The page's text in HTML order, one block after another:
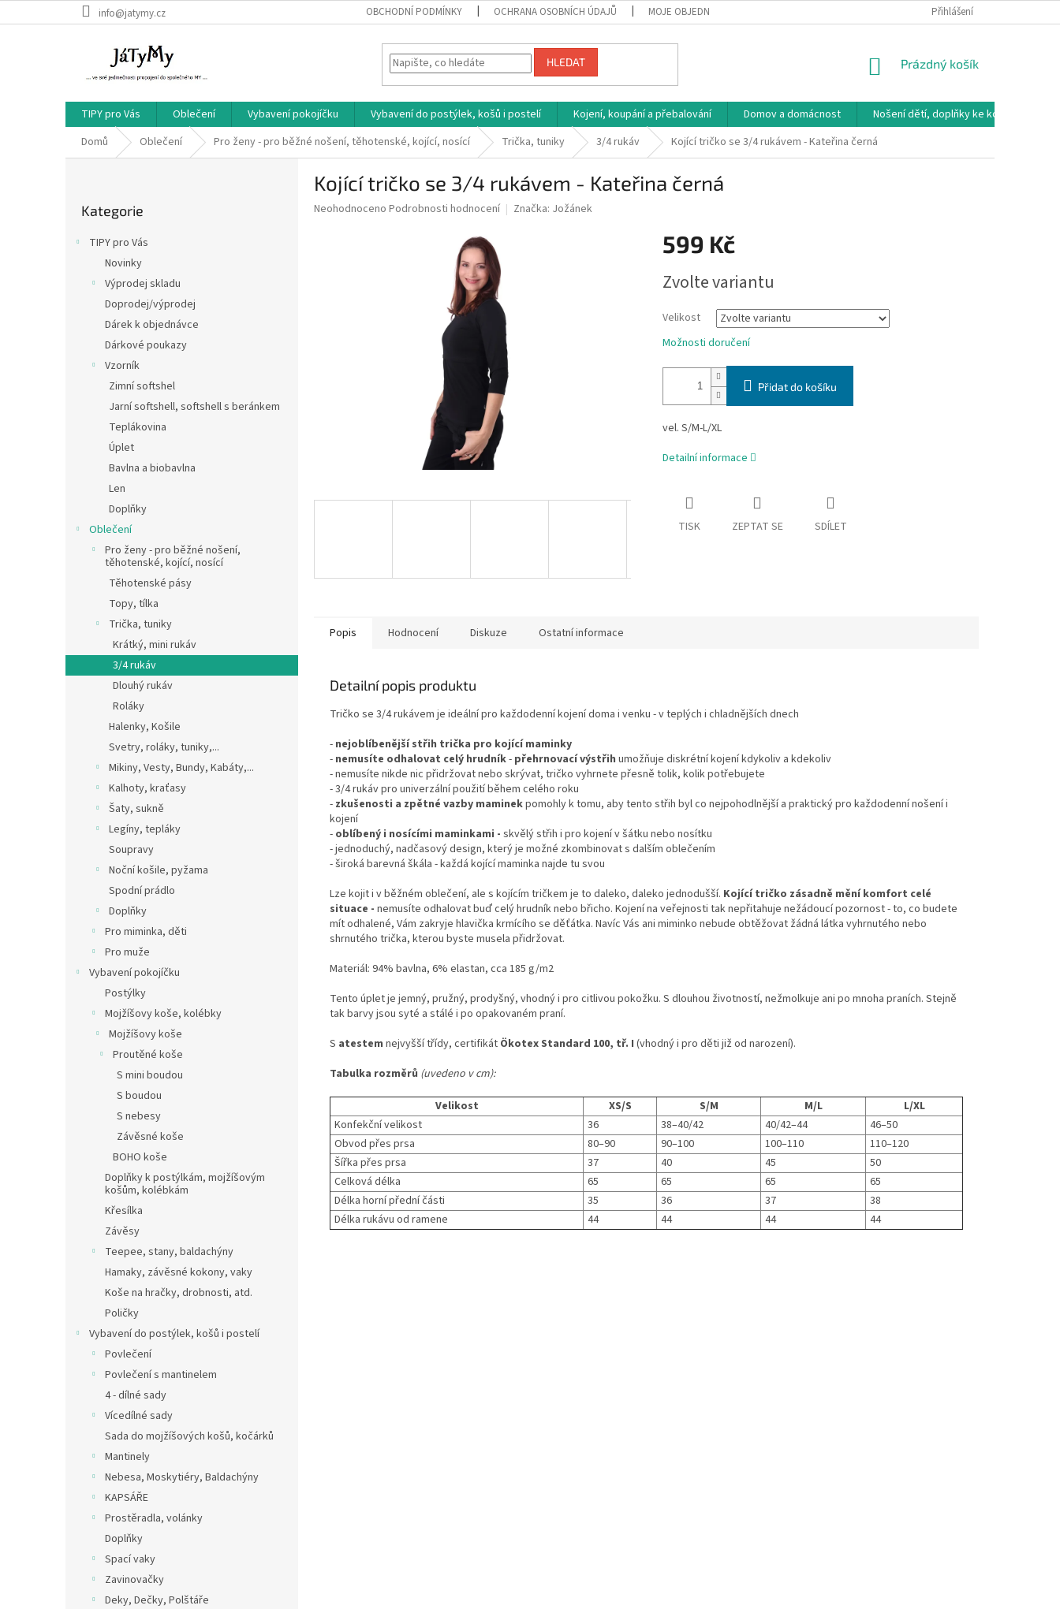
na
info@jatymy.cz OBCHODNÍ PODMÍNKY OCHRANA OSOBNÍCH ÚDAJŮ MOJE OBJEDNÁVKA DOPRAVA, PLATBY A
Přihlášení
HLEDAT
NÁKUPNÍ
Prázdný košík
TIPY pro Vás Oblečení Vybavení pokojíčku Vybavení do postýlek, košů i postelí Kojení, koupání a přebalování Domov a domácnost
Nošení dětí, doplňky ke kočárkům
Domů
Oblečení Pro ženy - pro běžné nošení, těhotenské, kojící, nosící Trička, tuniky 3/4 rukáv Kojící tričko se 3/4 rukávem - Kateřina černá
kategorie
Kategorie
TIPY pro Vás
Novinky
Výprodej skladu
Doprodej/výprodej
Dárek k objednávce
Dárkové poukazy
Vzorník
Zimní softshel
Jarní softshell, softshell s beránkem
Teplákovina
Úplet
Bavlna a biobavlna
Len
Doplňky
Oblečení
Pro ženy - pro běžné nošení,
těhotenské, kojící, nosící
Těhotenské pásy
Topy, tílka
Trička, tuniky
Krátký, mini rukáv
3/4 rukáv
Dlouhý rukáv
Roláky
Halenky, Košile
Svetry, roláky, tuniky,...
Mikiny, Vesty, Bundy, Kabáty,...
Kalhoty, kraťasy
Šaty, sukně
Legíny, tepláky
Soupravy
Noční košile, pyžama
Spodní prádlo
Doplňky
Pro miminka, děti
Pro muže
Vybavení pokojíčku
Postýlky
Mojžíšovy koše, kolébky
Mojžíšovy koše
Proutěné koše
S mini boudou
S boudou
S nebesy
Závěsné koše
BOHO koše
Doplňky k postýlkám, mojžíšovým
košům, kolébkám
Křesílka
Závěsy
Teepee, stany, baldachýny
Hamaky, závěsné kokony, vaky
Koše na hračky, drobnosti, atd.
Poličky
Vybavení do postýlek, košů i postelí
Povlečení
Povlečení s mantinelem
4 - dílné sady
Vícedílné sady
Sada do mojžíšových košů, kočárků
Mantinely
Nebesa, Moskytiéry, Baldachýny
KAPSÁŘE
Prostěradla, volánky
Doplňky
Spací vaky
Zavinovačky
Deky, Dečky, Polštáře
Kojící tričko se 3/4 rukávem - Kateřina černá
Průměrné
Neohodnoceno Podrobnosti hodnocení Značka: Jožánek
599 Kč
cena:
Zvolte variantu
Velikost
Možnosti doručení
Přidat do košíku
vel. S/M-L/XL
Detailní informace
TISK ZEPTAT SE SDÍLET
Popis Hodnocení Diskuze Ostatní informace
Detailní popis produktu
Tričko se 3/4 rukávem je ideální pro každodenní kojení doma i venku - v teplých i chladnějších dnech
- nejoblíbenější střih trička pro kojící maminky
- nemusíte odhalovat celý hrudník- přehrnovacívýstřih umožňuje diskrétní kojení kdykoliv a kdekoliv
- nemusíte nikde nic přidržovat nebo skrývat, tričko vyhrnete přesně tolik, kolik potřebujete
- 3/4 rukáv pro univerzální použití během celého roku
- zkušenosti a zpětné vazby maminekpomohly k tomu, aby tento střih byl co nejpohodlnější a praktický pro každodenní nošení i
kojení
- oblíbený i nosícími maminkami - skvělý střih i pro kojení v šátku nebo nosítku
- jednoduchý, nadčasový design, který je možné zkombinovat s dalším oblečením
- široká barevná škála - každá kojící maminka najde tu svou
Lze kojit i v běžném oblečení, ale s kojícím tričkem je to daleko, daleko jednodušší. Kojící tričko zásadně mění komfort celé
situace - nemusíte odhalovat buď celý hrudník nebo břicho. Kojení na veřejnosti tak nepřitahuje nežádoucí pozornost - to, co budete
mít odhalené, Vám zakryje hlavička krmícího se děťátka. Navíc Vás ani miminko nebude obtěžovat žádná látka vyhrnutého nebo
shrnutého trička, kterou byste musela přidržovat.
Materiál: 94% bavlna, 6% elastan, cca 185 g/m2
Tento úplet je jemný, pružný, prodyšný, vhodný i pro citlivou pokožku. S dlouhou životností, nežmolkuje ani po mnoha praních. Stejně
tak barvy jsou syté a stálé i po opakovaném praní.
S atestem nejvyšší třídy, certifikát Ökotex Standard 100, tř. I (vhodný i pro děti již od narození).
Tabulka rozměrů (uvedeno v cm):
Velikost XS/S S/M M/L
L/XL
Konfekční velikost
36 38–40/42 40/42–44
46–50
Obvod přes prsa
80–90 90–100 100–110
110–120
Šířka přes prsa
37 40 45
50
Celková délka
65 65 65
65
Délka horní přední části
35 36 37
38
Délka rukávu od ramene
44 44 44 44